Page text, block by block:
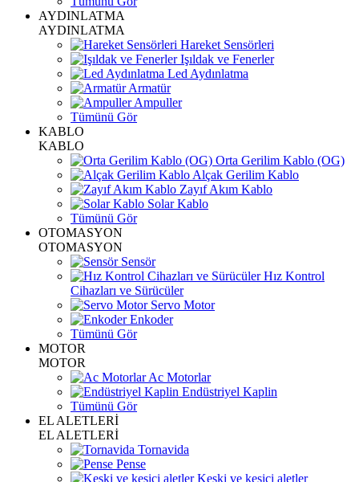
AYDINLATMA
AYDINLATMA
Hareket Sensörleri
Işıldak ve Fenerler
Led Aydınlatma
Armatür
Ampuller
Tümünü Gör
KABLO
KABLO
Orta Gerilim Kablo (OG)
Alçak Gerilim Kablo
Zayıf Akım Kablo
Solar Kablo
Tümünü Gör
OTOMASYON
OTOMASYON
Sensör
Hız Kontrol
Cihazları ve Sürücüler
Servo Motor
Enkoder
Tümünü Gör
MOTOR
MOTOR
Ac Motorlar
Endüstriyel Kaplin
Tümünü Gör
EL ALETLERİ
EL ALETLERİ
Tornavida
Pense
Keski ve kesici aletler